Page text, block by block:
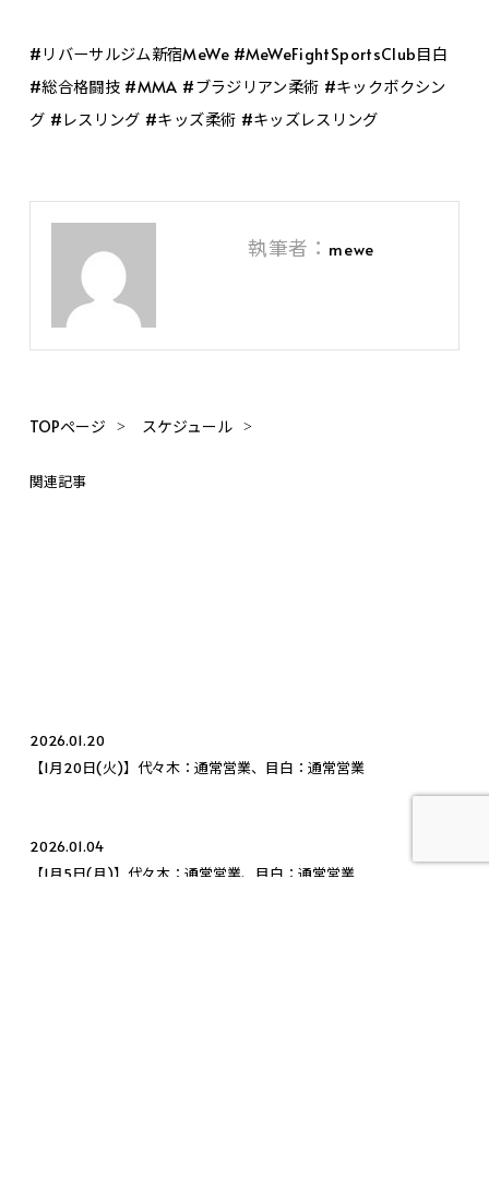
#リバーサルジム新宿MeWe #MeWeFightSportsClub目白
#総合格闘技 #MMA #ブラジリアン柔術 #キックボクシン
グ #レスリング #キッズ柔術 #キッズレスリング
執筆者： mewe
TOPページ スケジュール
関連記事
2026.01.20
【1月20日(火)】代々木：通常営業、目白：通常営業
2026.01.04
【1月5日(月)】代々木：通常営業、目白：通常営業